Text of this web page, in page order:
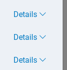
2025
Neuauflage der
Details
Details
Details